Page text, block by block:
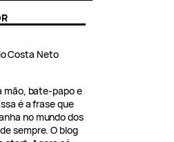
Costa Neto
mão, bate-papo e
é a frase que
no mundo dos
sempre. O blog